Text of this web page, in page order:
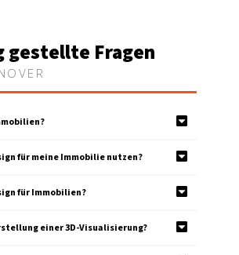
gestellte Fragen
für meine Immobilie nutzen?
für Immobilien?
einer 3D-Visualisierung?